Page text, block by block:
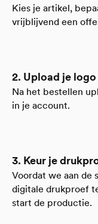
Kies je artikel,
vrijblijvend een
2. Upload je logo
Na het bestellen
in je account.
3. Keur je
Voordat we aan de
digitale drukproef
start de productie.